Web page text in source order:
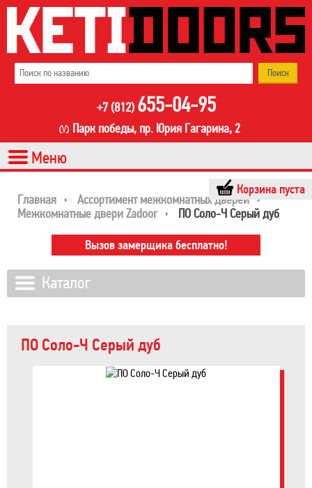
+7 (812) 655-04-95
Парк победы, пр. Юрия Гагарина, 2
Корзина пуста
Главная
Ассортимент межкомнатных дверей
Межкомнатные двери Zadoor
ПО Соло-Ч Серый дуб
ПО Соло-Ч Серый дуб